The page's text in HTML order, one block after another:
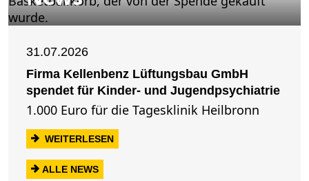
31.07.2026
Firma Kellenbenz Lüftungsbau GmbH
spendet für Kinder- und Jugendpsychiatrie
1.000 Euro für die Tagesklinik Heilbronn
WEITERLESEN: FIRMA KELLENBENZ LÜFTUNGSBAU
ALLE NEWS